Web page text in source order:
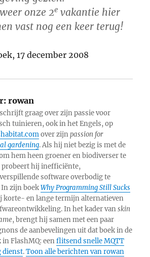
onze 2e vakantie hier
vast nog een keer terug!
17 december 2008
rowan
graag over zijn passie voor
tuinieren, ook in het Engels, op
over zijnpassion for
gardening. Als hij niet bezig is met de
hem heen groener en biodiverser te
probeert hij inefficiënte,
software overbodig te
In zijn boekWhy Programming Still Sucks
korte- en lange termijn alternatieven
In het kader vanskin
, brengt hij samen met een paar
de aanbevelingen uit dat boek in de
FlashMQ: eenflitsend snelle MQTT
dienst.Toon alle berichten van rowan